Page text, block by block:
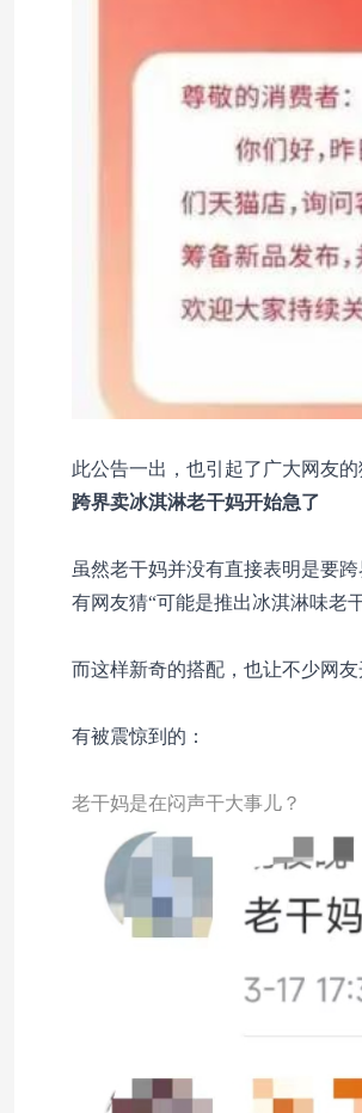
此公告一出，也引起了广大网友的
跨界卖冰淇淋老干妈开始急了
虽然老干妈并没有直接表明是要
有网友猜“可能是推出冰淇淋味老干
而这样新奇的搭配，也让不少网
有被震惊到的：
老干妈是在闷声干大事儿？